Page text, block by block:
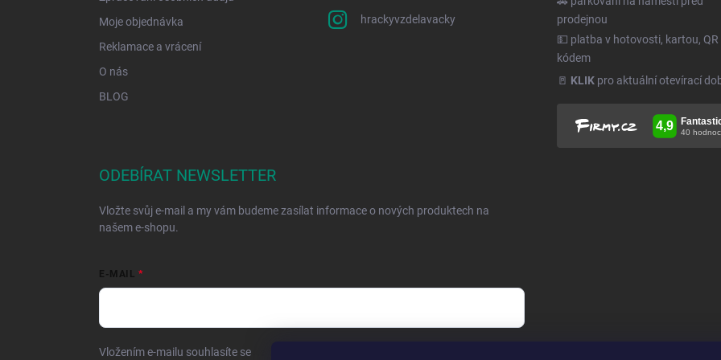
Moje objednávka
Reklamace a vrácení
O nás
BLOG
hrackyvzdelavacky
prodejnou
💵 platba v hotovosti, kartou, QR
kódem
🚪 KLIK pro aktuální otevírací
ODEBÍRAT NEWSLETTER
Vložte svůj e-mail a my vám budeme zasílat informace o nových produktech na
našem e-shopu.
E-MAIL
Vložením e-mailu souhlasíte se